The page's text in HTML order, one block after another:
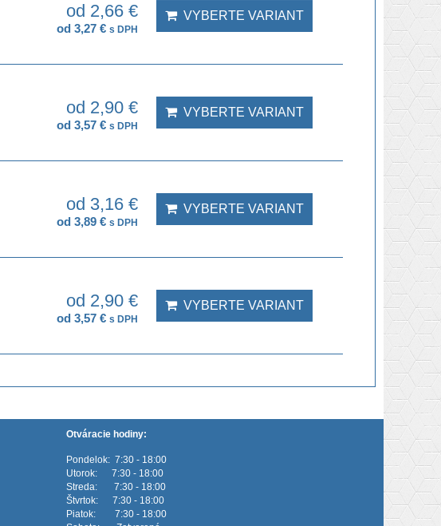
od 2,66 €
od 3,27 € s DPH
VYBERTE VARIANT
od 2,90 €
od 3,57 € s DPH
VYBERTE VARIANT
od 3,16 €
od 3,89 € s DPH
VYBERTE VARIANT
od 2,90 €
od 3,57 € s DPH
VYBERTE VARIANT
Otváracie hodiny:
Pondelok: 7:30 - 18:00
Utorok: 7:30 - 18:00
Streda: 7:30 - 18:00
Štvrtok: 7:30 - 18:00
Piatok: 7:30 - 18:00